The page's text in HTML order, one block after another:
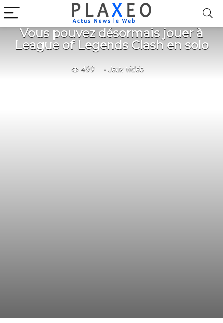
Vous pouvez désormais jouer à
League of Legends Clash en solo
499 Jeux vidéo